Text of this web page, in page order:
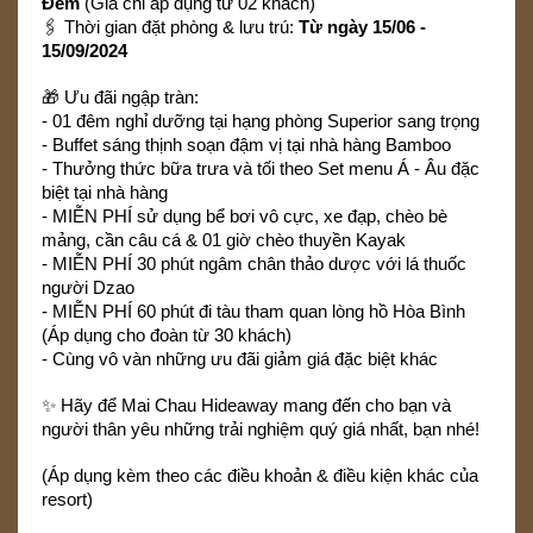
🖇️ Thời gian đặt phòng & lưu trú: Từ ngày 15/06 -
15/09/2024
🎁 Ưu đãi ngập tràn:
- 01 đêm nghỉ dưỡng tại hạng phòng Superior sang trọng
- Buffet sáng thịnh soạn đậm vị tại nhà hàng Bamboo
- Thưởng thức bữa trưa và tối theo Set menu Á - Âu đặc
biệt tại nhà hàng
- MIỄN PHÍ sử dụng bể bơi vô cực, xe đạp, chèo bè
mảng, cần câu cá & 01 giờ chèo thuyền Kayak
- MIỄN PHÍ 30 phút ngâm chân thảo dược với lá thuốc
người Dzao
- MIỄN PHÍ 60 phút đi tàu tham quan lòng hồ Hòa Bình
(Áp dụng cho đoàn từ 30 khách)
- Cùng vô vàn những ưu đãi giảm giá đặc biệt khác
✨ Hãy để Mai Chau Hideaway mang đến cho bạn và
người thân yêu những trải nghiệm quý giá nhất, bạn nhé!
(Áp dụng kèm theo các điều khoản & điều kiện khác của
resort)